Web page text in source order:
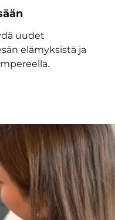
uudet
elämyksistä ja